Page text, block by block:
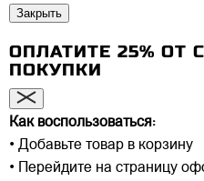
Закрыть
ОПЛАТИТЕ 25% ОТ
ПОКУПКИ
Как воспользоваться:
• Добавьте товар в корзину
• Перейдите на страницу